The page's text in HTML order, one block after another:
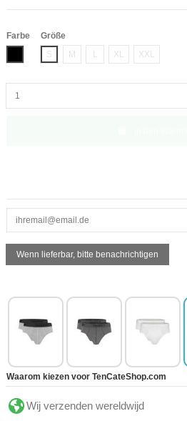
Farbe
Schwarz
Größe
S
M L XL XXL
Waarom kiezen voor TenCateShop.com
Wij verzenden wereldwijd